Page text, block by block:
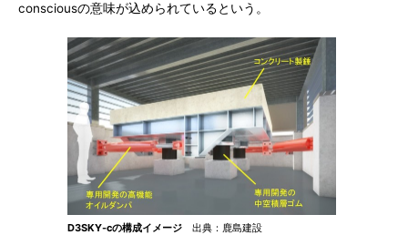
consciousの意味が込められているという。
D3SKY-cの構成イメージ 出典：鹿島建設